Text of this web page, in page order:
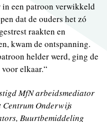
een patroon verwikkeld
dat de ouders het zó
raakten en
kwam de ontspanning.
helder werd, ging de
elkaar.“
MfN arbeidsmediator
Centrum Onderwijs
Buurtbemiddeling